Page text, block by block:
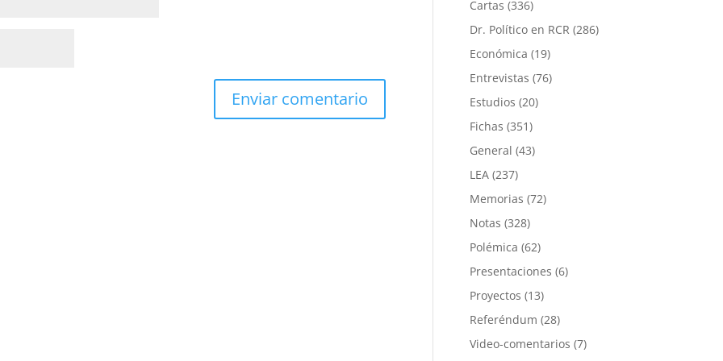
Cartas (336)
Dr. Político en RCR (286)
Económica (19)
Entrevistas (76)
Estudios (20)
Fichas (351)
General (43)
LEA (237)
Memorias (72)
Notas (328)
Polémica (62)
Presentaciones (6)
Proyectos (13)
Referéndum (28)
Video-comentarios (7)